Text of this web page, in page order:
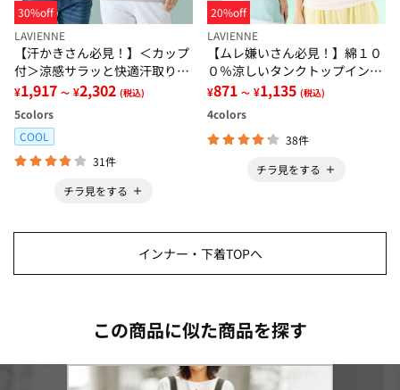
30%off
LAVIENNE
【汗かきさん必見！】＜カップ
付＞涼感サラッと快適汗取りタ
ンクトップインナー＜さらりラ
ボ＞
¥1,917 ～ ¥2,302 (税込)
5colors
COOL
31件
チラ見をする
20%off
LAVIENNE
【ムレ嫌いさん必見！】綿１０
０％涼しいタンクトップインナ
ー＜さらりラボ＞
¥871 ～ ¥1,135 (税込)
4colors
38件
チラ見をする
インナー・下着TOPへ
この商品に似た商品を探す